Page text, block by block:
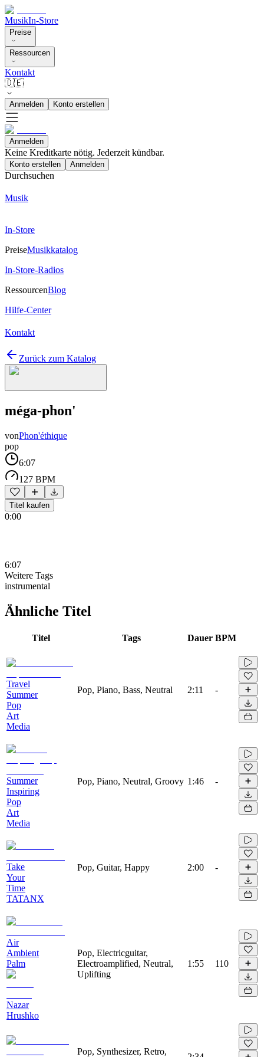
MusikIn-Store
Preise
Ressourcen
Kontakt
🇩🇪
Anmelden Konto erstellen
Anmelden
Keine Kreditkarte nötig. Jederzeit kündbar.
Konto erstellen Anmelden
Durchsuchen
Musik
In-Store
PreiseMusikkatalog
In-Store-Radios
RessourcenBlog
Hilfe-Center
Kontakt
Zurück zum Katalog
méga-phon'
vonPhon'éthique
pop
6:07
127 BPM
Titel kaufen
0:00
6:07
Weitere Tags
instrumental
Ähnliche Titel
Titel Tags Dauer BPM
Travel
Summer
Pop
Art
Media
Pop, Piano, Bass, Neutral 2:11 -
Summer
Inspiring
Pop
Art
Media
Pop, Piano, Neutral, Groovy 1:46 -
Take
Your
Time
TATANX
Pop, Guitar, Happy 2:00 -
Air
Ambient
Palm
Nazar
Hrushko
Pop, Electricguitar,
Electroamplified, Neutral,
Uplifting
1:55 110
Pop, Synthesizer, Retro,